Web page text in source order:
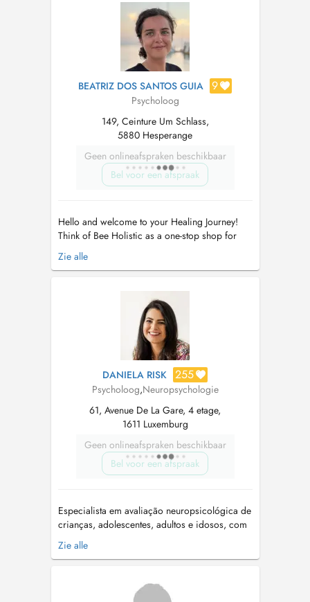
ouvert aux RH appliquées à la psychologi...
BEATRIZ DOS SANTOS GUIA 9
Psycholoog
149, Ceinture Um Schlass,
5880 Hesperange
Geen onlineafspraken beschikbaar
Bel voor een afspraak
Hello and welcome to your Healing Journey!
Think of Bee Holistic as a one-stop shop for
individuals such as yourself, who wish to
improve and nurture their wellbeing. We offer
healing, blending Psychology with techniques
like NLP and Sophrology to ...
Zie alle
DANIELA RISK 255
Psycholoog,Neuropsychologie
61, Avenue De La Gare, 4 etage,
1611 Luxemburg
Geen onlineafspraken beschikbaar
Bel voor een afspraak
Especialista em avaliação neuropsicológica de
crianças, adolescentes, adultos e idosos, com
16 anos de experiência em Psicologia Clínica.
Avaliação neuropsicológica para investigação
Atenção/Hiperatividade (TDAH). Transtornos
Específicos da Aprendizagem (Dislexi...
Zie alle